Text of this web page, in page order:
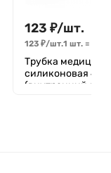
123 ₽/шт.
123 ₽/шт.1 шт. =
Трубка
силиконовая 4 х
(внутренний